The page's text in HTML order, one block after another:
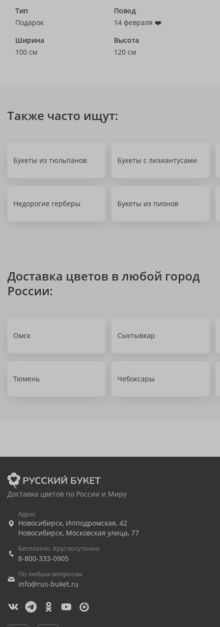
Тип
Подарок
Повод
14 февраля ❤️
Ширина
100 см
Высота
120 см
Также часто ищут:
Букеты из тюльпанов Букеты с лизиантусами
Недорогие герберы Букеты из пионов
Доставка цветов в любой город
России:
Омск Сыктывкар
Тюмень Чебоксары
Доставка цветов по России и Миру
Адрес
Новосибирск, Ипподромская, 42
Новосибирск, Московская улица, 77
Бесплатно. Круглосуточно
8-800-333-0905
По любым вопросам
info@rus-buket.ru